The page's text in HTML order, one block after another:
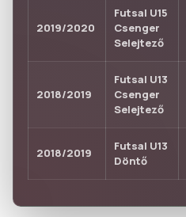
2019/2020
Futsal U15
Csenger
Selejtező
2018/2019
Futsal U13
Csenger
Selejtező
2018/2019
Futsal U13
Döntő